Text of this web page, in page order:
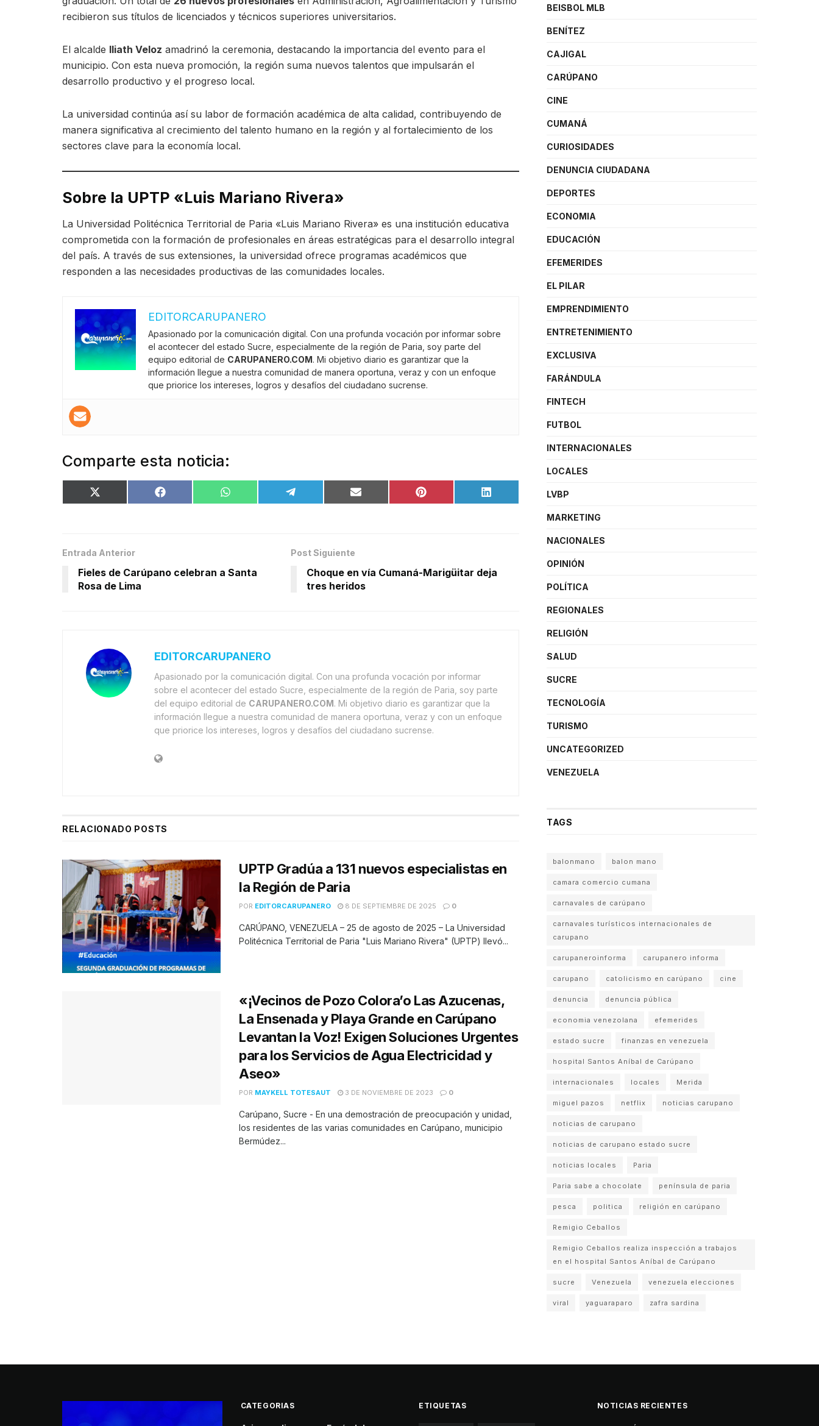
recibieron sus títulos de licenciados y técnicos superiores universitarios.
El alcalde Iliath Veloz amadrinó la ceremonia, destacando la importancia del evento para el
municipio. Con esta nueva promoción, la región suma nuevos talentos que impulsarán el
desarrollo productivo y el progreso local.
La universidad continúa así su labor de formación académica de alta calidad, contribuyendo de
manera significativa al crecimiento del talento humano en la región y al fortalecimiento de los
sectores clave para la economía local.
Sobre la UPTP «Luis Mariano Rivera»
La Universidad Politécnica Territorial de Paria «Luis Mariano Rivera» es una institución educativa
comprometida con la formación de profesionales en áreas estratégicas para el desarrollo integral
del país. A través de sus extensiones, la universidad ofrece programas académicos que
responden a las necesidades productivas de las comunidades locales.
EDITORCARUPANERO
Apasionado por la comunicación digital. Con una profunda vocación por informar sobre
el acontecer del estado Sucre, especialmente de la región de Paria, soy parte del
equipo editorial de CARUPANERO.COM. Mi objetivo diario es garantizar que la
información llegue a nuestra comunidad de manera oportuna, veraz y con un enfoque
que priorice los intereses, logros y desafíos del ciudadano sucrense.
Comparte esta noticia:
Entrada Anterior
Fieles de Carúpano celebran a Santa
Rosa de Lima
Post Siguiente
Choque en vía Cumaná-Marigüitar deja
tres heridos
EDITORCARUPANERO
Apasionado por la comunicación digital. Con una profunda vocación por informar
sobre el acontecer del estado Sucre, especialmente de la región de Paria, soy parte
del equipo editorial de CARUPANERO.COM. Mi objetivo diario es garantizar que la
información llegue a nuestra comunidad de manera oportuna, veraz y con un enfoque
que priorice los intereses, logros y desafíos del ciudadano sucrense.
RELACIONADO POSTS
UPTP Gradúa a 131 nuevos especialistas en
la Región de Paria
POR EDITORCARUPANERO 8 DE SEPTIEMBRE DE 2025 0
CARÚPANO, VENEZUELA – 25 de agosto de 2025 – La Universidad
Politécnica Territorial de Paria "Luis Mariano Rivera" (UPTP) llevó...
«¡Vecinos de Pozo Colora’o Las Azucenas,
La Ensenada y Playa Grande en Carúpano
Levantan la Voz! Exigen Soluciones Urgentes
para los Servicios de Agua Electricidad y
Aseo»
POR MAYKELL TOTESAUT 3 DE NOVIEMBRE DE 2023 0
Carúpano, Sucre - En una demostración de preocupación y unidad,
los residentes de las varias comunidades en Carúpano, municipio
Bermúdez...
BEISBOL MLB
BENÍTEZ
CAJIGAL
CARÚPANO
CINE
CUMANÁ
CURIOSIDADES
DENUNCIA CIUDADANA
DEPORTES
ECONOMIA
EDUCACIÓN
EFEMERIDES
EL PILAR
EMPRENDIMIENTO
ENTRETENIMIENTO
EXCLUSIVA
FARÁNDULA
FINTECH
FUTBOL
INTERNACIONALES
LOCALES
LVBP
MARKETING
NACIONALES
OPINIÓN
POLÍTICA
REGIONALES
RELIGIÓN
SALUD
SUCRE
TECNOLOGÍA
TURISMO
UNCATEGORIZED
VENEZUELA
TAGS
balonmano balon mano
camara comercio cumana
carnavales de carúpano
carnavales turísticos internacionales de
carupano
carupaneroinforma carupanero informa
carupano catolicismo en carúpano cine
denuncia denuncia pública
economia venezolana efemerides
estado sucre finanzas en venezuela
hospital Santos Aníbal de Carúpano
internacionales locales Merida
miguel pazos netflix noticias carupano
noticias de carupano
noticias de carupano estado sucre
noticias locales Paria
Paria sabe a chocolate península de paria
pesca politica religión en carúpano
Remigio Ceballos
Remigio Ceballos realiza inspección a trabajos
en el hospital Santos Aníbal de Carúpano
sucre Venezuela venezuela elecciones
viral yaguaraparo zafra sardina
CATEGORIAS ETIQUETAS NOTICIAS RECIENTES